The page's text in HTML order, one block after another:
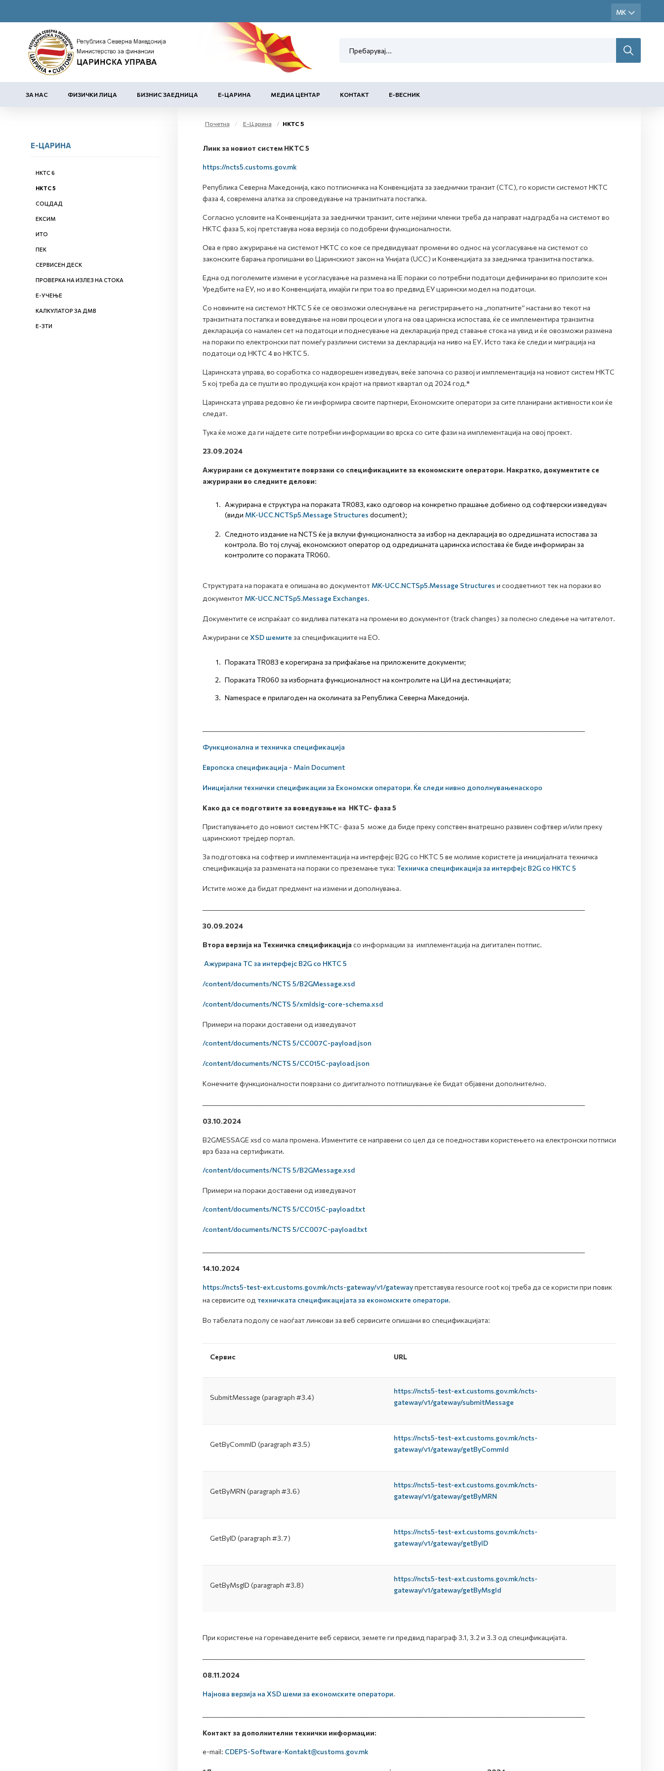
ЗА НАС ФИЗИЧКИ ЛИЦА БИЗНИС ЗАЕДНИЦА Е-ЦАРИНА МЕДИА ЦЕНТАР КОНТАКТ Е-ВЕСНИК
Е-ЦАРИНА
НКТС 6
НКТС 5
СОЦДАД
ЕКСИМ
ИТО
ПЕК
СЕРВИСЕН ДЕСК
ПРОВЕРКА НА ИЗЛЕЗ НА СТОКА
Е-УЧЕЊЕ
КАЛКУЛАТОР ЗА ДМВ
Е-ЗТИ
Почетна Е-Царина НКТС 5
Линк за новиот систем НКТС 5
https://ncts5.customs.gov.mk
Република Северна Македонија, како потписничка на Конвенцијата за заеднички транзит (CTC), го користи системот НКТС
фаза 4, современа алатка за спроведување на транзитната постапка.
Согласно условите на Конвенцијата за заеднички транзит, сите нејзини членки треба да направат надградба на системот во
НКТС фаза 5, кој претставува нова верзија со подобрени функционалности.
Ова е прво ажурирање на системот НКТС со кое се предвидуваат промени во однос на усогласување на системот со
законските барања пропишани во Царинскиот закон на Унијата (UCC) и Конвенцијата за заедничка транзитна постапка.
Една од поголемите измени е усогласување на размена на IE пораки со потребни податоци дефинирани во прилозите кон
Уредбите на ЕУ, но и во Конвенцијата, имајќи ги при тоа во предвид ЕУ царински модел на податоци.
Со новините на системот НКТС 5 ќе се овозможи олеснување на регистрирањето на „попатните“ настани во текот на
транзитната постапка и воведување на нови процеси и улога на ова царинска испостава, ќе се имплементира транзитна
декларација со намален сет на податоци и поднесување на декларација пред ставање стока на увид и ќе овозможи размена
на пораки по електронски пат помеѓу различни системи за декларација на ниво на ЕУ. Исто така ќе следи и миграција на
податоци од НКТС 4 во НКТС 5.
Царинската управа, во соработка со надворешен изведувач, веќе започна со развој и имплементација на новиот систем НКТС
5 кој треба да се пушти во продукција кон крајот на првиот квартал од 2024 год.*
Царинската управа редовно ќе ги информира своите партнери, Економските оператори за сите планирани активности кои ќе
следат.
Тука ќе може да ги најдете сите потребни информации во врска со сите фази на имплементација на овој проект.
23.09.2024
Ажурирани се документите поврзани со спецификациите за економските оператори. Накратко, документите се
ажурирани во следните делови:
Ажурирана е структура на пораката TR083, како одговор на конкретно прашање добиено од софтверски изведувач
(види MK-UCC.NCTSp5.Message Structures document);
Следното издание на NCTS ќе ја вклучи функционалноста за избор на декларација во одредишната испостава за
контрола. Во тој случај, економскиот оператор од одредишната царинска испостава ќе биде информиран за
контролите со пораката TR060.
Структурата на пораката е опишана во документот MK-UCC.NCTSp5.Message Structures и соодветниот тек на пораки во
документот MK-UCC.NCTSp5.Message Exchanges.
Документите се испраќаат со видлива патеката на промени во документот (track changes) за полесно следење на читателот.
Ажурирани се XSD шемите за спецификациите на ЕО.
Пораката TR083 е корегирана за прифаќање на приложените документи;
Пораката TR060 за изборната функционалност на контролите на ЦИ на дестинацијата;
Namespace е прилагоден на околината за Република Северна Македонија.
Функционална и техничка спецификација
Европска спецификација - Main Document
Иницијални технички спецификации за Економски оператори. Ќе следи нивно дополнувањенаскоро
Како да се подготвите за воведување на НКТС- фаза 5
Пристапувањето до новиот систем НКТС- фаза 5 може да биде преку сопствен внатрешно развиен софтвер и/или преку
царинскиот трејдер портал.
За подготовка на софтвер и имплементација на интерфејс B2G со НКТС 5 ве молиме користете ја иницијалната техничка
спецификација за размената на пораки со преземање тука: Техничка спецификација за интерфејс B2G со НКТС 5
Истите може да бидат предмент на измени и дополнувања.
30.09.2024
Втора верзија на Техничка спецификацијасо информации за имплементација на дигитален потпис.
Ажурирана ТС за интерфејс B2G со НКТС 5
/content/documents/NCTS 5/B2GMessage.xsd
/content/documents/NCTS 5/xmldsig-core-schema.xsd
Примери на пораки доставени од изведувачот
/content/documents/NCTS 5/CC007C-payload.json
/content/documents/NCTS 5/CC015C-payload.json
Конечните функционалности поврзани со дигиталното потпишување ќе бидат објавени дополнително.
03.10.2024
B2GMESSAGE xsd со мала промена. Изментите се направени со цел да се поедностави користењето на електронски потписи
врз база на сертификати.
/content/documents/NCTS 5/B2GMessage.xsd
Примери на пораки доставени од изведувачот
/content/documents/NCTS 5/CC015C-payload.txt
/content/documents/NCTS 5/CC007C-payload.txt
14.10.2024
https://ncts5-test-ext.customs.gov.mk/ncts-gateway/v1/gatewayпретставува resource root кој треба да се користи при повик
на сервисите од техничката спецификацијата за економските оператори.
Во табелата подолу се наоѓаат линкови за веб сервисите опишани во спецификацијата:
Сервис URL
SubmitMessage (paragraph #3.4)
https://ncts5-test-ext.customs.gov.mk/ncts-
gateway/v1/gateway/submitMessage
GetByCommID (paragraph #3.5)
https://ncts5-test-ext.customs.gov.mk/ncts-
gateway/v1/gateway/getByCommId
GetByMRN (paragraph #3.6)
https://ncts5-test-ext.customs.gov.mk/ncts-
gateway/v1/gateway/getByMRN
GetByID (paragraph #3.7)
https://ncts5-test-ext.customs.gov.mk/ncts-
gateway/v1/gateway/getByID
GetByMsgID (paragraph #3.8)
https://ncts5-test-ext.customs.gov.mk/ncts-
gateway/v1/gateway/getByMsgId
При користење на горенаведените веб сервиси, земете ги предвид параграф 3.1, 3.2 и 3.3 од спецификацијата.
08.11.2024
Најнова верзија на XSD шеми за економските оператори.
Контакт за дополнителни технички информации:
e-mail: CDEPS-Software-Kontakt@customs.gov.mk